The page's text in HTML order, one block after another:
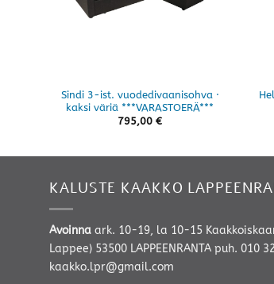
Sindi 3-ist. vuodedivaanisohva ·
kaksi väriä ***VARASTOERÄ***
795,00 €
KALUSTE KAAKKO
Avoinna ark. 10-19, la 10-15
Lappee) 53500 LAPPEENRANTA puh. 010
kaakko.lpr@gmail.com